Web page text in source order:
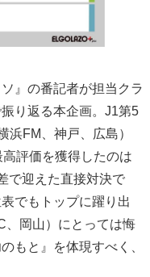
』の番記者が担当クラ
り返る本企画。J1第5
浜FM、神戸、広島）
評価を獲得したのは
で迎えた直接対決で
でもトップに躍り出
、岡山）にとっては悔
もと』を体現すべく、